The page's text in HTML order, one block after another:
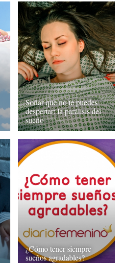
Soñar que no te puedes
despertar: la parálisis del
sueño
¿Cómo tener siempre
sueños agradables?